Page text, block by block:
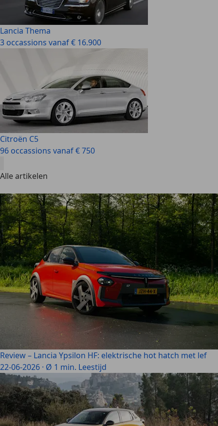
Lancia Thema
3 occassions vanaf € 16.900
Citroën C5
96 occassions vanaf € 750
Alle artikelen
Review – Lancia Ypsilon HF: elektrische hot hatch met lef
22-06-2026 · Ø 1 min. Leestijd